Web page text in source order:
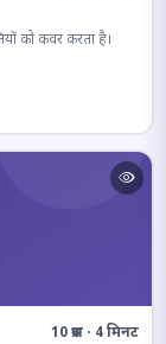
को कवर करता है।
10 प्रश्न · 4 मिनट